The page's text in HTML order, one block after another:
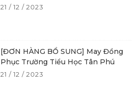
21 / 12 / 2023
[ĐƠN HÀNG BỔ SUNG] May Đồng
Phục Trường Tiểu Học Tân Phú
21 / 12 / 2023